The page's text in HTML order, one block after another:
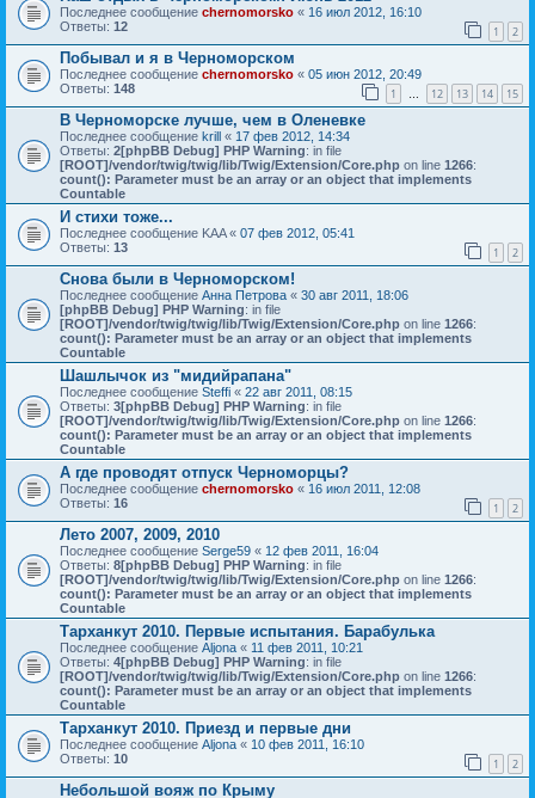
Последнее сообщение chernomorsko « 16 июл 2012, 16:10
Ответы: 12 1 2
Побывал и я в Черноморском
Последнее сообщение chernomorsko « 05 июн 2012, 20:49
Ответы: 148 1 12 13 14 15
В Черноморске лучше, чем в Оленевке
Последнее сообщение krill « 17 фев 2012, 14:34
Ответы: 2[phpBB Debug] PHP Warning: in file
[ROOT]/vendor/twig/twig/lib/Twig/Extension/Core.php on line 1266:
count(): Parameter must be an array or an object that implements
Countable
И стихи тоже...
Последнее сообщение KAA« 07 фев 2012, 05:41
Ответы: 13 1 2
Снова были в Черноморском!
Последнее сообщение Анна Петрова « 30 авг 2011, 18:06
[phpBB Debug] PHP Warning: in file
[ROOT]/vendor/twig/twig/lib/Twig/Extension/Core.php on line 1266:
count(): Parameter must be an array or an object that implements
Countable
Шашлычок из "мидийрапана"
Последнее сообщение Steffi « 22 авг 2011, 08:15
Ответы: 3[phpBB Debug] PHP Warning: in file
[ROOT]/vendor/twig/twig/lib/Twig/Extension/Core.php on line 1266:
count(): Parameter must be an array or an object that implements
Countable
А где проводят отпуск Черноморцы?
Последнее сообщение chernomorsko « 16 июл 2011, 12:08
Ответы: 16 1 2
Лето 2007, 2009, 2010
Последнее сообщение Serge59 « 12 фев 2011, 16:04
Ответы: 8[phpBB Debug] PHP Warning: in file
[ROOT]/vendor/twig/twig/lib/Twig/Extension/Core.php on line 1266:
count(): Parameter must be an array or an object that implements
Countable
Тарханкут 2010. Первые испытания. Барабулька
Последнее сообщение Aljona « 11 фев 2011, 10:21
Ответы: 4[phpBB Debug] PHP Warning: in file
[ROOT]/vendor/twig/twig/lib/Twig/Extension/Core.php on line 1266:
count(): Parameter must be an array or an object that implements
Countable
Тарханкут 2010. Приезд и первые дни
Последнее сообщение Aljona « 10 фев 2011, 16:10
Ответы: 10 1 2
Небольшой вояж по Крыму